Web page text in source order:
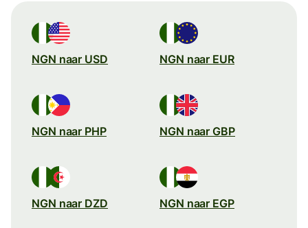
NGN naar USD NGN naar EUR
NGN naar PHP NGN naar GBP
NGN naar DZD NGN naar EGP